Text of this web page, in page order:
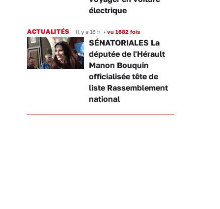
électrique
ACTUALITÉS Il y a 16 h • vu 1682 fois
SÉNATORIALES La
députée de l'Hérault
Manon Bouquin
officialisée tête de
liste Rassemblement
national